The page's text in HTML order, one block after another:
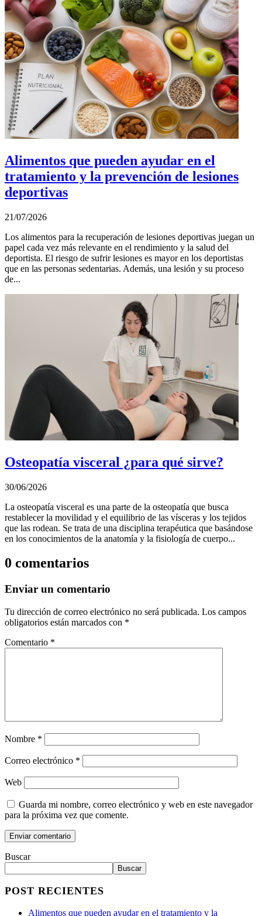
Alimentos que pueden ayudar en el
tratamiento y la prevención de lesiones
deportivas
21/07/2026
Los alimentos para la recuperación de lesiones deportivas juegan un
papel cada vez más relevante en el rendimiento y la salud del
deportista. El riesgo de sufrir lesiones es mayor en los deportistas
que en las personas sedentarias. Además, una lesión y su proceso
de...
Osteopatía visceral ¿para qué sirve?
30/06/2026
La osteopatía visceral es una parte de la osteopatía que busca
restablecer la movilidad y el equilibrio de las vísceras y los tejidos
que las rodean. Se trata de una disciplina terapéutica que basándose
en los conocimientos de la anatomía y la fisiología de cuerpo...
0 comentarios
Enviar un comentario
Tu dirección de correo electrónico no será publicada. Los campos
obligatorios están marcados con *
Comentario *
Nombre *
Correo electrónico *
Web
Guarda mi nombre, correo electrónico y web en este navegador
para la próxima vez que comente.
Enviar comentario
Buscar
Buscar
POST RECIENTES
Alimentos que pueden ayudar en el tratamiento y la